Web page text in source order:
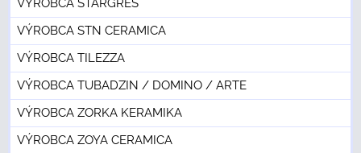
VÝROBCA STARGRES
VÝROBCA STN CERAMICA
VÝROBCA TILEZZA
VÝROBCA TUBADZIN / DOMINO / ARTE
VÝROBCA ZORKA KERAMIKA
VÝROBCA ZOYA CERAMICA